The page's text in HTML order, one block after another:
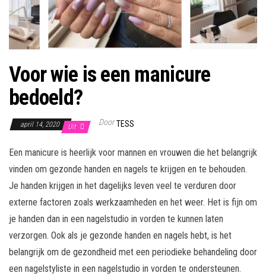
Voor wie is een manicure
bedoeld?
april 14, 2020 Uit Door TESS
Een manicure is heerlijk voor mannen en vrouwen die het belangrijk
vinden om gezonde handen en nagels te krijgen en te behouden.
Je handen krijgen in het dagelijks leven veel te verduren door
externe factoren zoals werkzaamheden en het weer. Het is fijn om
je handen dan in een nagelstudio in vorden te kunnen laten
verzorgen. Ook als je gezonde handen en nagels hebt, is het
belangrijk om de gezondheid met een periodieke behandeling door
een nagelstyliste in een nagelstudio in vorden te ondersteunen.